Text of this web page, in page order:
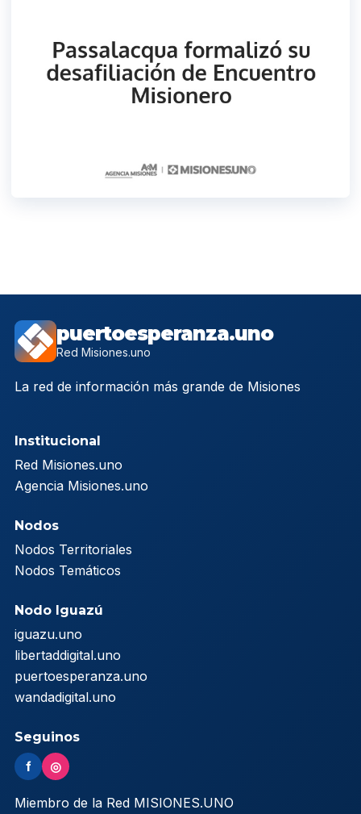
puertoesperanza.uno
Red Misiones.uno
La red de información más grande de Misiones
Institucional
Red Misiones.uno
Agencia Misiones.uno
Nodos
Nodos Territoriales
Nodos Temáticos
Nodo Iguazú
iguazu.uno
libertaddigital.uno
puertoesperanza.uno
wandadigital.uno
Seguinos
f ◎
Miembro de la Red MISIONES.UNO